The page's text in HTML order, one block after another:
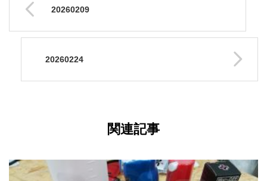
20260209
20260224
関連記事